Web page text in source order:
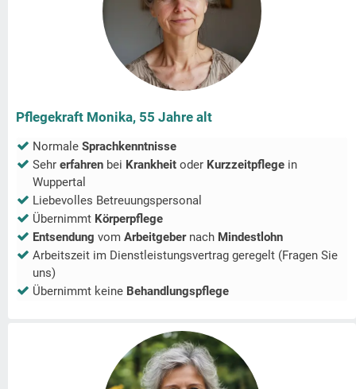
Pflegekraft Monika, 55 Jahre alt
Normale Sprachkenntnisse
Sehr erfahren bei Krankheit oder Kurzzeitpflege in
Wuppertal
Liebevolles Betreuungspersonal
Übernimmt Körperpflege
Entsendung vom Arbeitgeber nach Mindestlohn
Arbeitszeit im Dienstleistungsvertrag geregelt (Fragen Sie
uns)
Übernimmt keine Behandlungspflege